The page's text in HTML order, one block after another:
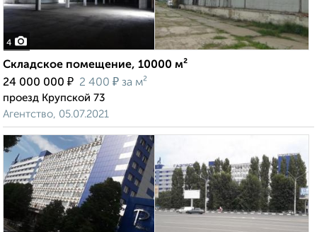
4
Складское помещение, 10000 м²
24 000 000 ₽ 2 400 ₽ за м²
проезд Крупской 73
Агентство, 05.07.2021